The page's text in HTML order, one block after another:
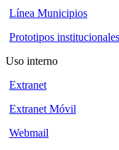
Línea Municipios
Prototipos institucionales
Uso interno
Extranet
Extranet Móvil
Webmail